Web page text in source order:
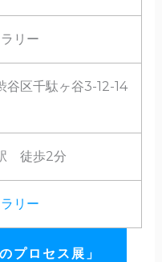
リー
谷区千駄ヶ谷3-12-14
徒歩2分
リー
プロセス展」